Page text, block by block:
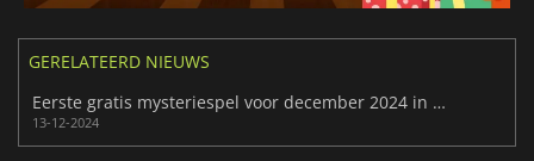
GERELATEERD NIEUWS
Eerste gratis mysteriespel voor december 2024 in Epic Games Store onthuld
13-12-2024